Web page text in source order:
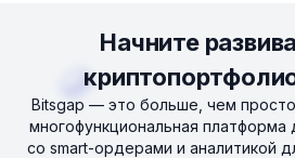
Начните
Bitsgap — это больше, чем
многофункциональная платформа
со smart-ордерами и аналитикой